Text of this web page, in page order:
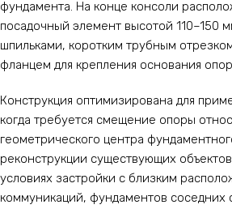
фундамента. На конце консоли
посадочный элемент высотой 110–150
шпильками, коротким трубным
фланцем для крепления основания
Конструкция оптимизирована для
когда требуется смещение опоры
геометрического центра
реконструкции существующих
условиях застройки с близким
коммуникаций, фундаментов соседних